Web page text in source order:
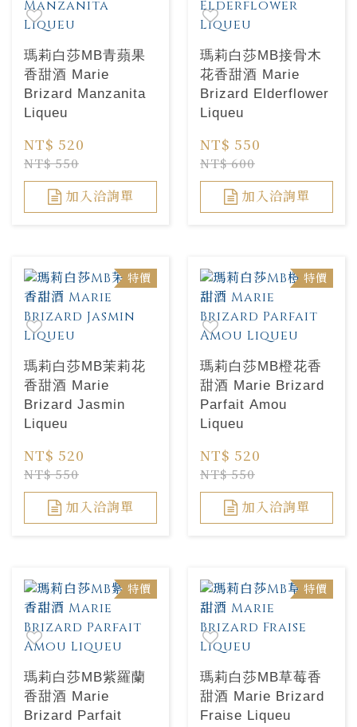
瑪莉白莎MB青蘋果
香甜酒 Marie
Brizard Manzanita
Liqueu
NT$ 520
NT$ 550
加入洽詢單
瑪莉白莎MB接骨木
花香甜酒 Marie
Brizard Elderflower
Liqueu
NT$ 550
NT$ 600
加入洽詢單
特價
瑪莉白莎MB茉莉花
香甜酒 Marie
Brizard Jasmin
Liqueu
NT$ 520
NT$ 550
加入洽詢單
特價
瑪莉白莎MB橙花香
甜酒 Marie Brizard
Parfait Amou
Liqueu
NT$ 520
NT$ 550
加入洽詢單
特價
瑪莉白莎MB紫羅蘭
香甜酒 Marie
Brizard Parfait
特價
瑪莉白莎MB草莓香
甜酒 Marie Brizard
Fraise Liqueu